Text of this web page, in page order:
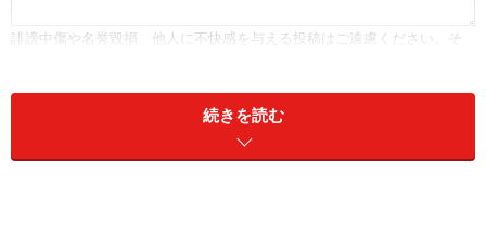
続きを読む